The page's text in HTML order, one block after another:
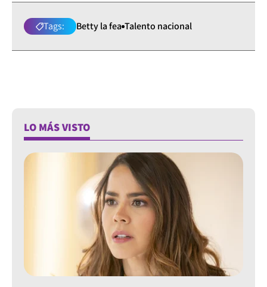
Tags: Betty la fea Talento nacional
LO MÁS VISTO